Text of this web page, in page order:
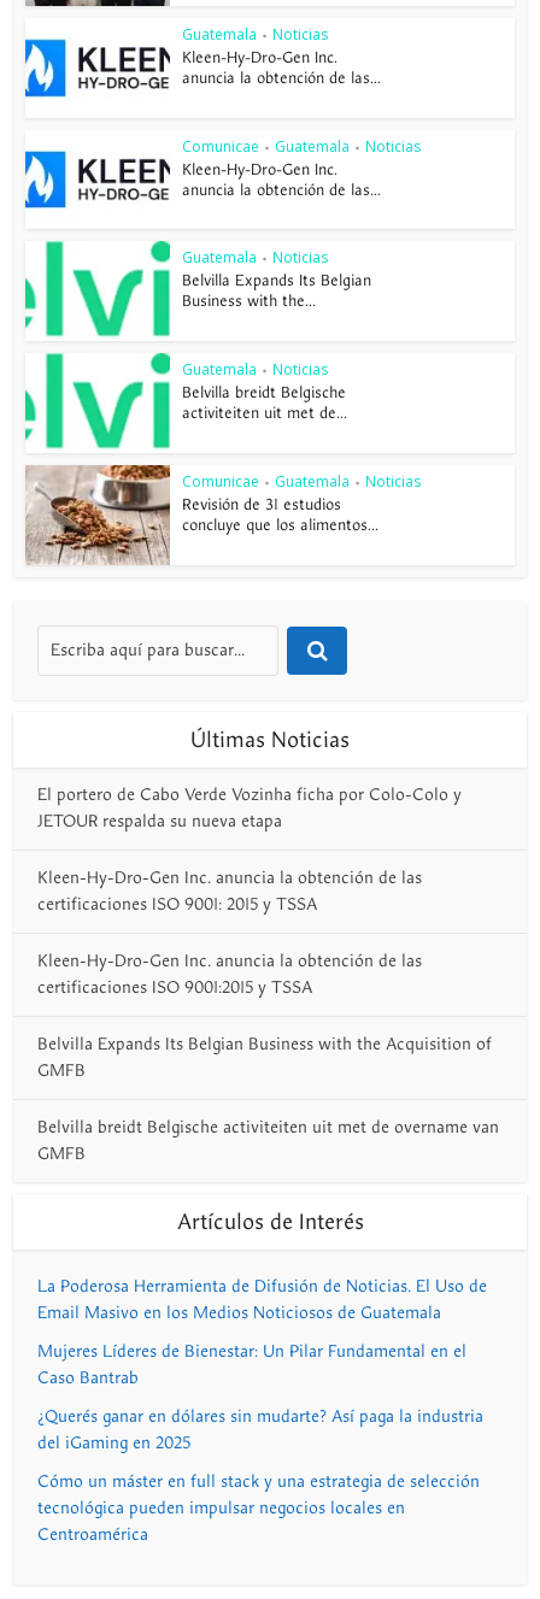
Guatemala • Noticias
Kleen-Hy-Dro-Gen Inc.
anuncia la obtención de las...
Comunicae • Guatemala • Noticias
Kleen-Hy-Dro-Gen Inc.
anuncia la obtención de las...
Guatemala • Noticias
Belvilla Expands Its Belgian
Business with the...
Guatemala • Noticias
Belvilla breidt Belgische
activiteiten uit met de...
Comunicae • Guatemala • Noticias
Revisión de 31 estudios
concluye que los alimentos...
Últimas Noticias
El portero de Cabo Verde Vozinha ficha por Colo-Colo y
JETOUR respalda su nueva etapa
Kleen-Hy-Dro-Gen Inc. anuncia la obtención de las
certificaciones ISO 9001: 2015 y TSSA
Kleen-Hy-Dro-Gen Inc. anuncia la obtención de las
certificaciones ISO 9001:2015 y TSSA
Belvilla Expands Its Belgian Business with the Acquisition of
GMFB
Belvilla breidt Belgische activiteiten uit met de overname van
GMFB
Artículos de Interés
La Poderosa Herramienta de Difusión de Noticias. El Uso de
Email Masivo en los Medios Noticiosos de Guatemala
Mujeres Líderes de Bienestar: Un Pilar Fundamental en el
Caso Bantrab
¿Querés ganar en dólares sin mudarte? Así paga la industria
del iGaming en 2025
Cómo un máster en full stack y una estrategia de selección
tecnológica pueden impulsar negocios locales en
Centroamérica